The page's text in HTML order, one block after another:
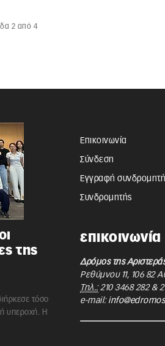
2 από 4
της
τόσο
υπεροχή. Η
Επικοινωνία
Σύνδεση
Εγγραφή συνδρομητή
Συνδρομητής
επικοινωνία
Δρόμος της
Ρεθύμνου 11, 106 82
Τηλ.: 210 3468 282&
e-mail: